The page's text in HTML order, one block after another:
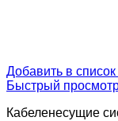
Добавить в
Быстрый
Кабеленесущие